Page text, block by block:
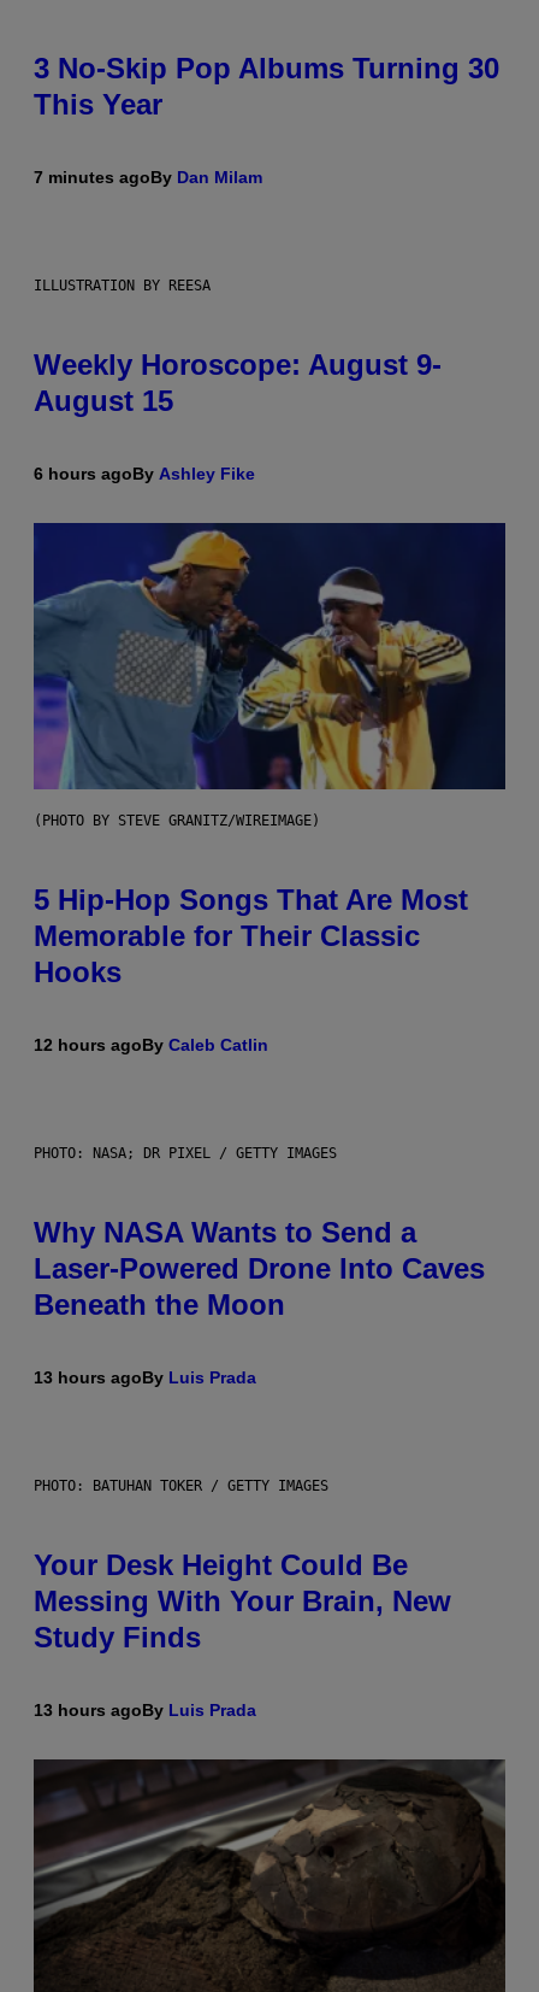
3 No-Skip Pop Albums Turning 30
This Year
7 minutes agoBy Dan Milam
ILLUSTRATION BY REESA
Weekly Horoscope: August 9-
August 15
6 hours agoBy Ashley Fike
(PHOTO BY STEVE GRANITZ/WIREIMAGE)
5 Hip-Hop Songs That Are Most
Memorable for Their Classic
Hooks
12 hours agoBy Caleb Catlin
PHOTO: NASA; DR PIXEL / GETTY IMAGES
Why NASA Wants to Send a
Laser-Powered Drone Into Caves
Beneath the Moon
13 hours agoBy Luis Prada
PHOTO: BATUHAN TOKER / GETTY IMAGES
Your Desk Height Could Be
Messing With Your Brain, New
Study Finds
13 hours agoBy Luis Prada